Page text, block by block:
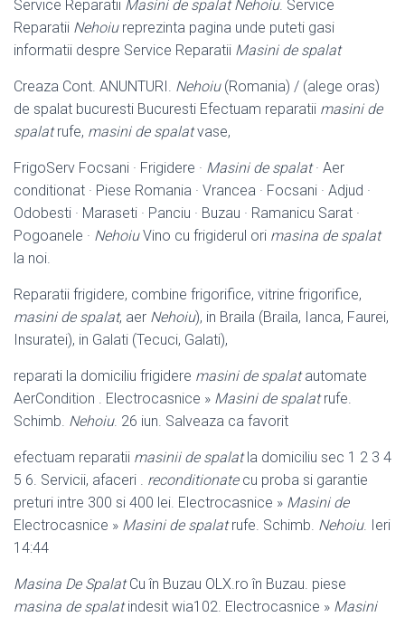
Service Reparatii Masini de spalat Nehoiu. Service
Reparatii Nehoiureprezinta pagina unde puteti gasi
informatii despre Service Reparatii Masini de spalat
Creaza Cont. ANUNTURI. Nehoiu(Romania) / (alege oras)
de spalat bucuresti Bucuresti Efectuam reparatii masini de
spalatrufe, masini de spalatvase,
FrigoServ Focsani · Frigidere · Masini de spalat· Aer
conditionat · Piese Romania · Vrancea · Focsani · Adjud ·
Odobesti · Maraseti · Panciu · Buzau · Ramanicu Sarat ·
Pogoanele · NehoiuVino cu frigiderul ori masina de spalat
la noi.
Reparatii frigidere, combine frigorifice, vitrine frigorifice,
masini de spalat, aer Nehoiu), in Braila (Braila, Ianca, Faurei,
Insuratei), in Galati (Tecuci, Galati),
reparati la domiciliu frigidere masini de spalatautomate
AerCondition . Electrocasnice » Masini de spalatrufe.
Schimb. Nehoiu. 26 iun. Salveaza ca favorit
efectuam reparatii masinii de spalatla domiciliu sec 1 2 3 4
5 6. Servicii, afaceri . reconditionatecu proba si garantie
preturi intre 300 si 400 lei. Electrocasnice » Masini de
Electrocasnice » Masini de spalatrufe. Schimb. Nehoiu. Ieri
14:44
Masina De SpalatCu în Buzau OLX.ro în Buzau. piese
masina de spalatindesit wia102. Electrocasnice » Masini